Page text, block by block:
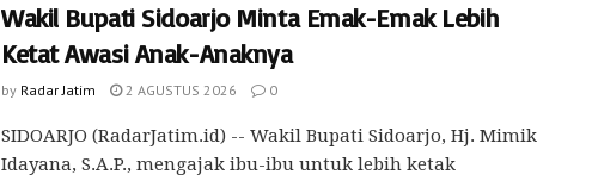
Wakil Bupati Sidoarjo Minta Emak-Emak Lebih
Ketat Awasi Anak-Anaknya
by Radar Jatim 2 AGUSTUS 2026 0
SIDOARJO (RadarJatim.id) -- Wakil Bupati Sidoarjo, Hj. Mimik
Idayana, S.A.P., mengajak ibu-ibu untuk lebih ketak